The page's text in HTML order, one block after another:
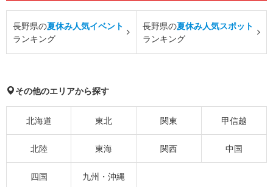
長野県の夏休み人気イベント
ランキング
長野県の夏休み人気スポット
ランキング
その他のエリアから探す
北海道 東北 関東 甲信越
北陸 東海 関西 中国
四国 九州・沖縄